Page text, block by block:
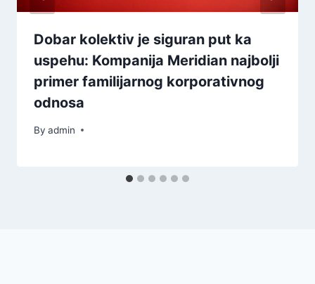
Dobar kolektiv je siguran put ka
uspehu: Kompanija Meridian najbolji
primer familijarnog korporativnog
odnosa
By admin